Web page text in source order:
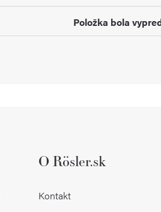
Položka bola
O Rösler.sk
Kontakt